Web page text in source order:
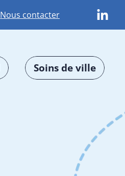
Nous contacter
Soins de ville